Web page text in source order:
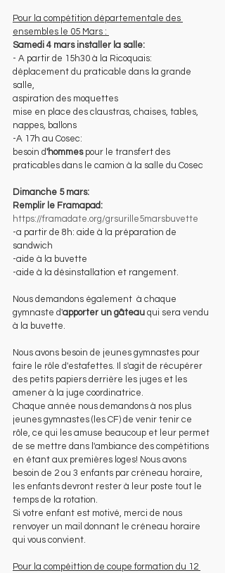
Pour la compétition départementale des
ensembles le 05 Mars :
Samedi 4 mars installer la salle:
- A partir de 15h30 à la Ricoquais:
déplacement du praticable dans la grande
salle,
aspiration des moquettes
mise en place des claustras, chaises, tables,
nappes, ballons
-A 17h au Cosec:
besoin d'hommes pour le transfert des
praticables dans le camion à la salle du Cosec
Dimanche 5 mars:
Remplir le Framapad:
https://framadate.org/grsurille5marsbuvette
-a partir de 8h: aide à la préparation de
sandwich
-aide à la buvette
-aide à la désinstallation et rangement.
Nous demandons également  à chaque
gymnaste d'apporter un gâteau qui sera vendu
à la buvette.
Nous avons besoin de jeunes gymnastes pour
faire le rôle d'estafettes. Il s'agit de récupérer
des petits papiers derrière les juges et les
amener à la juge coordinatrice.
Chaque année nous demandons à nos plus
jeunes gymnastes (les CF) de venir tenir ce
rôle, ce qui les amuse beaucoup et leur permet
de se mettre dans l'ambiance des compétitions
en étant aux premières loges! Nous avons
besoin de 2 ou 3 enfants par créneau horaire,
les enfants devront rester à leur poste tout le
temps de la rotation.
Si votre enfant est motivé, merci de nous
renvoyer un mail donnant le créneau horaire
qui vous convient.
Pour la compéittion de coupe formation du 12